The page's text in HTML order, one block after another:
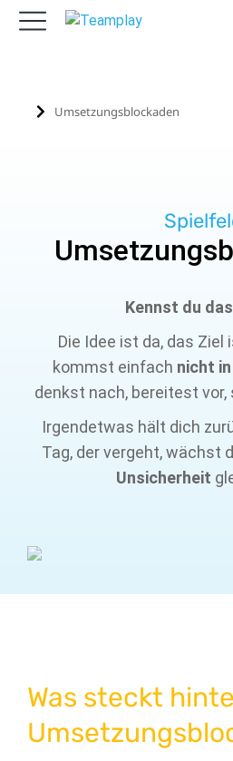
Sie befinden sich hier:
Umsetzungsblockaden
Kennst du
Die Idee ist da, das Ziel
kommst einfach nicht
denkst nach, bereitest vor,
Irgendetwas hält dich
Tag, der vergeht, wächst
Unsicherheit
Was steckt